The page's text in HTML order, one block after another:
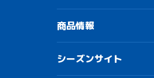
商品情報
シーズンサイト